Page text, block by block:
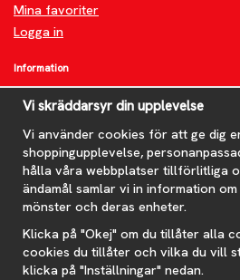
Mina favoriter
Logga in
Information
Om oss
FAQ
Nyheter
Nyhetsbrev
Om cookies
Prenumerera på nyhetsbrevet för våra bästa
nyheter!
E-
postadress
Vi skräddarsyr din upplevelse
Vi använder cookies för att ge dig
shoppingupplevelse,
hålla våra webbplatser tillförlitliga
ändamål samlar vi in information
mönster och deras enheter.
Klicka på "Okej" om du tillåter alla
cookies du tillåter och vilka du vill
klicka på "Inställningar" nedan.